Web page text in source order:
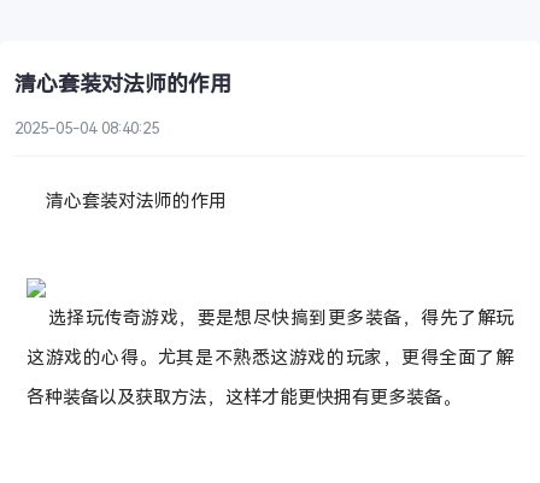
清心套装对法师的作用
2025-05-04 08:40:25
清心套装对法师的作用
选择玩传奇游戏，要是想尽快搞到更多装备，得先了解玩
这游戏的心得。尤其是不熟悉这游戏的玩家，更得全面了解
各种装备以及获取方法，这样才能更快拥有更多装备。